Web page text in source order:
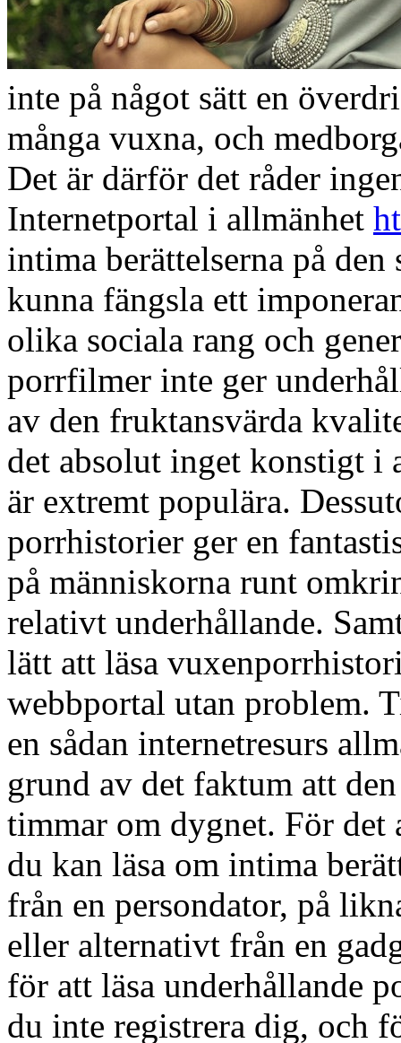
inte på något sätt en
många vuxna, och
Det är därför det råder
Internetportal i allmänhet
intima berättelserna på
kunna fängsla ett
olika sociala rang och
porrfilmer inte ger
av den fruktansvärda
det absolut inget konstigt i
är extremt populära.
porrhistorier ger en
på människorna runt
relativt underhållande.
lätt att läsa
webbportal utan problem.
en sådan internetresurs
grund av det faktum att
timmar om dygnet. För det
du kan läsa om intima
från en persondator, på
eller alternativt från en
för att läsa underhållande
du inte registrera dig, och